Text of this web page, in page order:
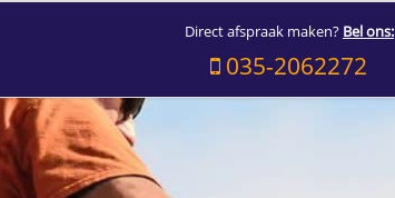
Direct afspraak maken? Bel ons:
035-2062272